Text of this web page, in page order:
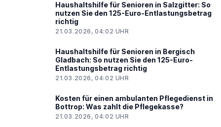
Haushaltshilfe für Senioren in Salzgitter: So
nutzen Sie den 125-Euro-Entlastungsbetrag
richtig
21.03.2026, 04:02 UHR
Haushaltshilfe für Senioren in Bergisch
Gladbach: So nutzen Sie den 125-Euro-
Entlastungsbetrag richtig
21.03.2026, 04:02 UHR
Kosten für einen ambulanten Pflegedienst in
Bottrop: Was zahlt die Pflegekasse?
21.03.2026, 04:02 UHR